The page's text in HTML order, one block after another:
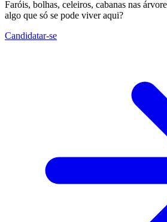
Faróis, bolhas, celeiros, cabanas nas
algo que só se pode viver aqui?
Candidatar-se